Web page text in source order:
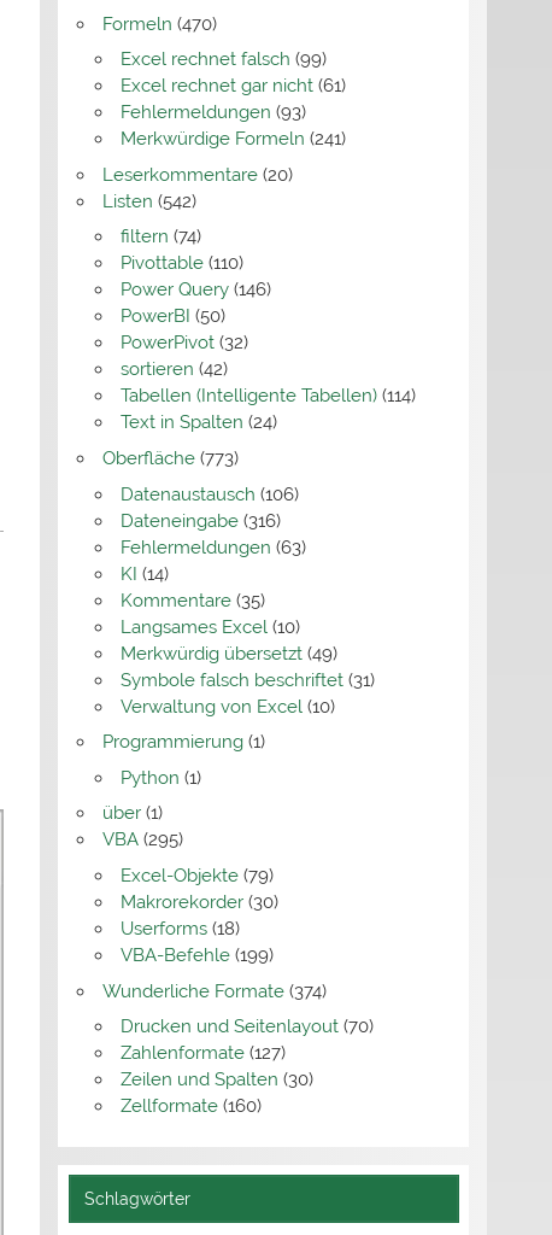
Formeln (470)
Excel rechnet falsch (99)
Excel rechnet gar nicht (61)
Fehlermeldungen (93)
Merkwürdige Formeln (241)
Leserkommentare(20)
Listen (542)
filtern (74)
Pivottable (110)
Power Query (146)
PowerBI (50)
PowerPivot (32)
sortieren (42)
Tabellen (Intelligente Tabellen) (114)
Text in Spalten (24)
Oberfläche(773)
Datenaustausch (106)
Dateneingabe (316)
Fehlermeldungen (63)
KI (14)
Kommentare (35)
Langsames Excel (10)
Merkwürdig übersetzt (49)
Symbole falsch beschriftet (31)
Verwaltung von Excel (10)
Programmierung(1)
Python (1)
über(1)
VBA(295)
Excel-Objekte (79)
Makrorekorder (30)
Userforms (18)
VBA-Befehle (199)
Wunderliche Formate(374)
Drucken und Seitenlayout (70)
Zahlenformate (127)
Zeilen und Spalten (30)
Zellformate (160)
Schlagwörter